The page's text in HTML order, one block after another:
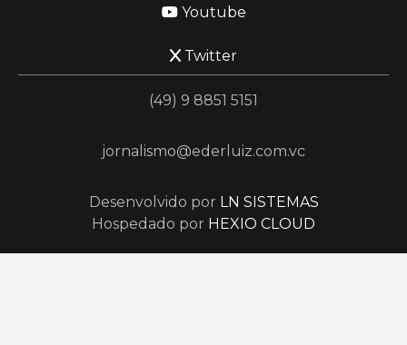
Youtube
Twitter
(49) 9 8851 5151
jornalismo@ederluiz.com.vc
Desenvolvido por LN SISTEMAS
Hospedado por HEXIO CLOUD